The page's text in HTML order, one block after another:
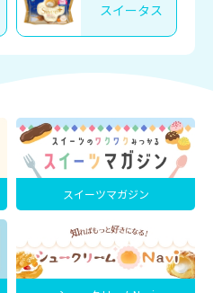
スイータス
スイーツマガジン